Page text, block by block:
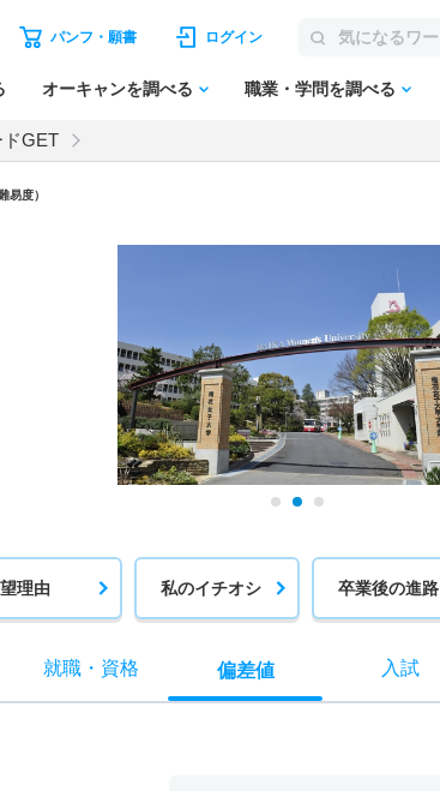
パンフ・願書 ログイン
オーキャンを調べる 職業・学問を調べる
ドGET
易度）
理由 私のイチオシ 卒業後の進路
就職・ 資格 偏差値 入試